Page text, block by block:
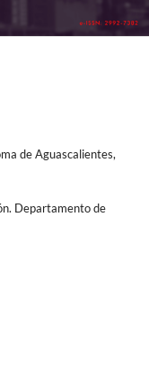
de Aguascalientes,
Departamento de